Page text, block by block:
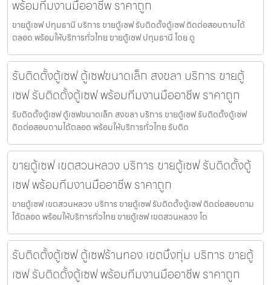
พร้อมทีมงานมืออาชีพ ราคาถูก
ขายตู้เซฟ ปทุมธานี บริการ ขายตู้เซฟ รับติดตั้งตู้เซฟ ติดต่อสอบถามได้
ตลอด พร้อมให้บริการทั่วไทย ขายตู้เซฟ ปทุมธานี โดย ตู
รับติดตั้งตู้เซฟ ตู้เซฟขนาดเล็ก สงขลา บริการ ขายตู้
เซฟ รับติดตั้งตู้เซฟ พร้อมทีมงานมืออาชีพ ราคาถูก
รับติดตั้งตู้เซฟ ตู้เซฟขนาดเล็ก สงขลา บริการ ขายตู้เซฟ รับติดตั้งตู้เซฟ
ติดต่อสอบถามได้ตลอด พร้อมให้บริการทั่วไทย รับติด
ขายตู้เซฟ เขตสวนหลวง บริการ ขายตู้เซฟ รับติดตั้งตู้
เซฟ พร้อมทีมงานมืออาชีพ ราคาถูก
ขายตู้เซฟ เขตสวนหลวง บริการ ขายตู้เซฟ รับติดตั้งตู้เซฟ ติดต่อสอบถาม
ได้ตลอด พร้อมให้บริการทั่วไทย ขายตู้เซฟ เขตสวนหลวง โด
รับติดตั้งตู้เซฟ ตู้เซฟร้านทอง เขตบึงกุ่ม บริการ ขายตู้
เซฟ รับติดตั้งตู้เซฟ พร้อมทีมงานมืออาชีพ ราคาถูก